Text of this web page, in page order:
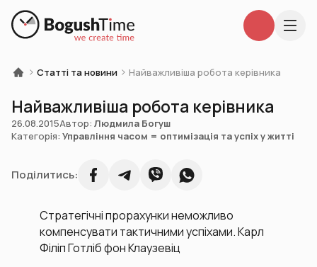
Статті та новини Найважливіша робота керівника
Найважливіша робота керівника
26.08.2015Автор: Людмила Богуш
Категорія: Управління часом = оптимізація та успіх у житті
Поділитись:
Стратегічні прорахунки неможливо
компенсувати тактичними успіхами. Карл
Філіп Готліб фон Клаузевіц